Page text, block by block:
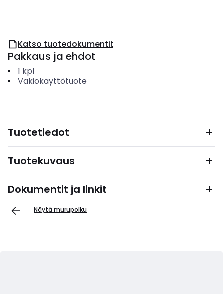
Katso tuotedokumentit
Pakkaus ja ehdot
1 kpl
Vakiokäyttötuote
Tuotetiedot
Tuotekuvaus
Dokumentit ja linkit
Näytä murupolku